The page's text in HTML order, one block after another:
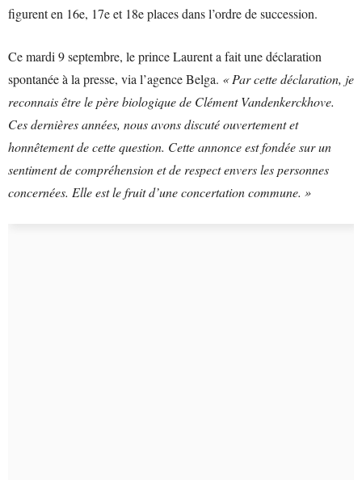
figurent en 16e, 17e et 18e places dans l’ordre de succession.
Ce mardi 9 septembre, le prince Laurent a fait une déclaration
spontanée à la presse, via l’agence Belga. « Par cette déclaration, je
reconnais être le père biologique de Clément Vandenkerckhove.
Ces dernières années, nous avons discuté ouvertement et
honnêtement de cette question. Cette annonce est fondée sur un
sentiment de compréhension et de respect envers les personnes
concernées. Elle est le fruit d’une concertation commune. »